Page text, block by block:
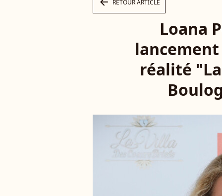
RETOUR ARTICLE
Loana
réalité